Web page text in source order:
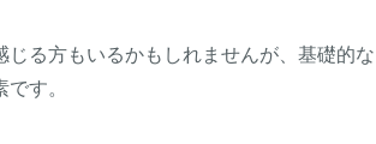
る方もいるかもしれませんが、基礎的な
す。